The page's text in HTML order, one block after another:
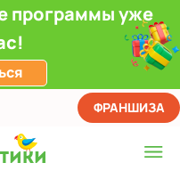
программы уже
ФРАНШИЗА